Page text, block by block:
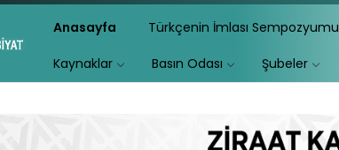
Anasayfa Türkçenin İmlası Sempozyumu
Kaynaklar Basın Odası Şubeler